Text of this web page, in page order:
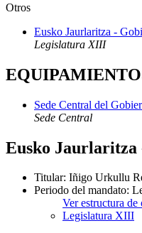
Otros
Eusko Jaurlaritza -
Legislatura XIII
Sede Central del
Sede Central
Eusko Jaurlaritza
Titular: Iñigo Urkullu
Periodo del mandato:
Ver estructura de
Legislatura XIII